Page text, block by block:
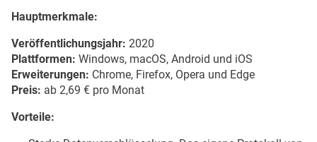
Hauptmerkmale:
Veröffentlichungsjahr: 2020
Plattformen: Windows, macOS, Android und iOS
Erweiterungen: Chrome, Firefox, Opera und Edge
Preis: ab 2,69 € pro Monat
Vorteile: